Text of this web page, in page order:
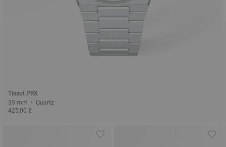
Tissot PRX
35 mm • Quartz
425,00 €